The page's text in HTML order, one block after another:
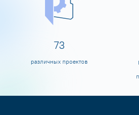
80
различных проектов